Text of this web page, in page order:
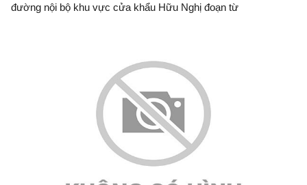
đường nội bộ khu vực cửa khẩu Hữu Nghị đoạn từ